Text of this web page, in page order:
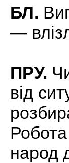
БЛ.
—
ПРУ.
від
народ